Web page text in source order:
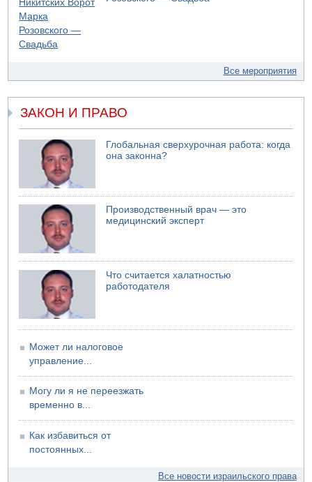
Все мероприятия
ЗАКОН И ПРАВО
Глобальная сверхурочная работа: когда
она законна?
Производственный врач — это
медицинский эксперт
Что считается халатностью
работодателя
Может ли налоговое
управление...
Могу ли я не переезжать
временно в...
Как избавиться от
постоянных...
Все новости израильского права